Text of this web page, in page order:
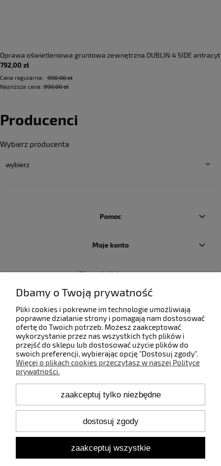
Oprawa oświetleniowa gruntowa zewnętrzna DUBLIN 4 SIDE antracyt
- LED COB 4x3W 3000K 205lm 100-240V IP67 4x36°- HOFF LIGHT
792,00 zł
Cena regularna:
990,00 zł
Najniższa cena: 990,00 zł
Producenci
Wybierz producenta
Pomoc
Moje konto
Płatności i dostawa
O nas
Kontakt
+48 660 808 853
Pon.-Pt. 9:00-17:00
Sob. 10:00-12:00
shop@idealbodylight.com.pl
Oświetlenie wewnętrzne i zewnętrzne - IBL | Wałbrzyska 11/184,
Dbamy o Twoją prywatność
Pliki cookies i pokrewne im technologie umożliwiają
poprawne działanie strony i pomagają nam dostosować
ofertę do Twoich potrzeb. Możesz zaakceptować
wykorzystanie przez nas wszystkich tych plików i
przejść do sklepu lub dostosować użycie plików do
swoich preferencji, wybierając opcję "Dostosuj zgody".
Więcej o plikach cookies przeczytasz w naszej Polityce
prywatności.
zaakceptuj tylko niezbędne
dostosuj zgody
zaakceptuj wszystkie